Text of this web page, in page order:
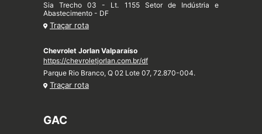
Sia Trecho 03 - Lt. 1155 Setor de Indústria e
Abastecimento - DF
Traçar rota
Chevrolet Jorlan Valparaíso
https://chevroletjorlan.com.br/df
Parque Rio Branco, Q 02 Lote 07, 72.870-004.
Traçar rota
GAC